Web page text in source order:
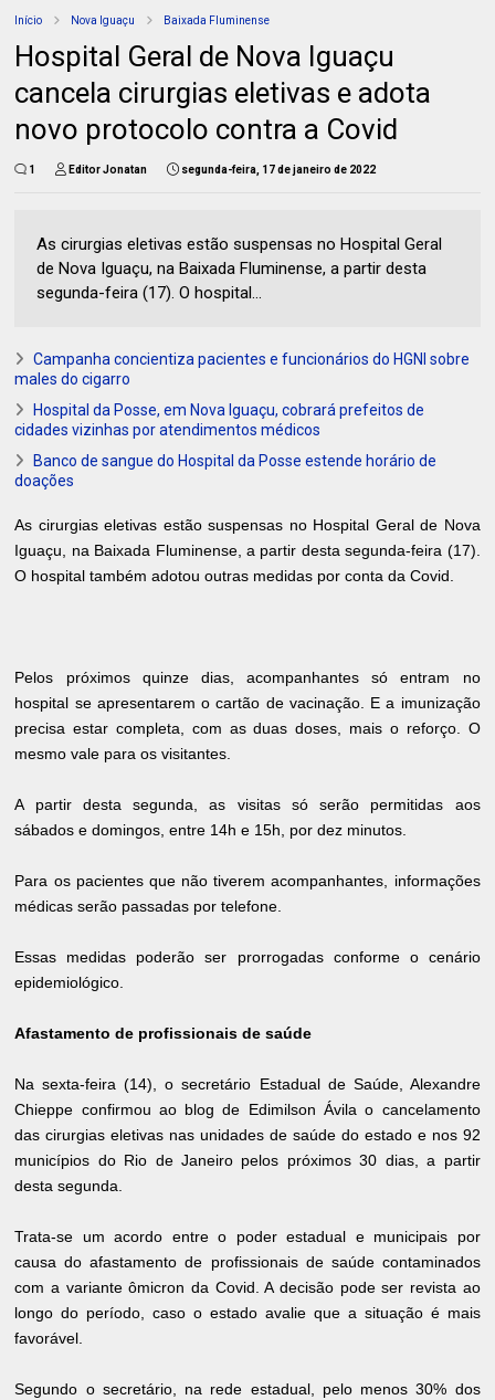
Início Nova Iguaçu Baixada Fluminense
Hospital Geral de Nova Iguaçu
cancela cirurgias eletivas e adota
novo protocolo contra a Covid
1 Editor Jonatan segunda-feira, 17 de janeiro de 2022
As cirurgias eletivas estão suspensas no Hospital Geral
de Nova Iguaçu, na Baixada Fluminense, a partir desta
segunda-feira (17). O hospital...
Campanha concientiza pacientes e funcionários do HGNI sobre
males do cigarro
Hospital da Posse, em Nova Iguaçu, cobrará prefeitos de
cidades vizinhas por atendimentos médicos
Banco de sangue do Hospital da Posse estende horário de
doações
As cirurgias eletivas estão suspensas no Hospital Geral de Nova
Iguaçu, na Baixada Fluminense, a partir desta segunda-feira (17).
O hospital também adotou outras medidas por conta da Covid.
Pelos próximos quinze dias, acompanhantes só entram no
hospital se apresentarem o cartão de vacinação. E a imunização
precisa estar completa, com as duas doses, mais o reforço. O
mesmo vale para os visitantes.
A partir desta segunda, as visitas só serão permitidas aos
sábados e domingos, entre 14h e 15h, por dez minutos.
Para os pacientes que não tiverem acompanhantes, informações
médicas serão passadas por telefone.
Essas medidas poderão ser prorrogadas conforme o cenário
epidemiológico.
Afastamento de profissionais de saúde
Na sexta-feira (14), o secretário Estadual de Saúde, Alexandre
Chieppe confirmou ao blog de Edimilson Ávila o cancelamento
das cirurgias eletivas nas unidades de saúde do estado e nos 92
municípios do Rio de Janeiro pelos próximos 30 dias, a partir
desta segunda.
Trata-se um acordo entre o poder estadual e municipais por
causa do afastamento de profissionais de saúde contaminados
com a variante ômicron da Covid. A decisão pode ser revista ao
longo do período, caso o estado avalie que a situação é mais
favorável.
Segundo o secretário, na rede estadual, pelo menos 30% dos